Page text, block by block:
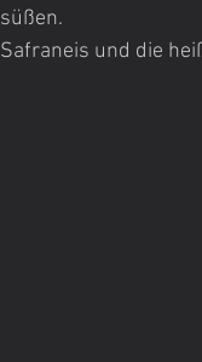
süßen.
Safraneis und die